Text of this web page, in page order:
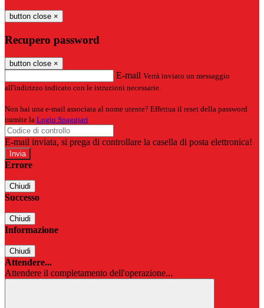
button close ×
Recupero password
button close ×
E-mail Verrà inviato un messaggio
all'indirizzo indicato con le istruzioni necessarie.
Non hai una e-mail associata al nome utente? Effettua il reset della password
tramite la Login Spaggiari
E-mail inviata, si prega di controllare la casella di posta elettronica!
Errore
Chiudi
Successo
Chiudi
Informazione
Chiudi
Attendere...
Attendere il completamento dell'operazione...